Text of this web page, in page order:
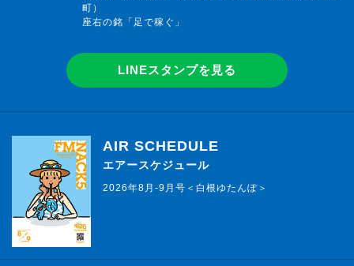
町）
座右の銘「足で稼ぐ」
LINEスタンプを見る
AIR SCHEDULE
エアースケジュール
2026年8月-9月号＜白根ゆたんぽ＞